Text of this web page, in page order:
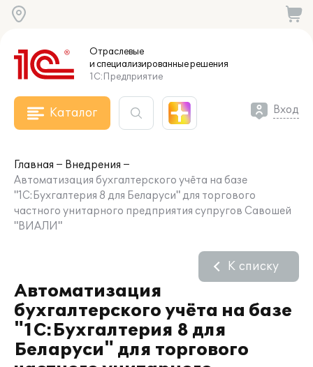
Отраслевые
и специализированныерешения
1С:Предприятие
Каталог Вход
Главная
Внедрения
Автоматизация бухгалтерского учёта на базе
"1С:Бухгалтерия 8 для Беларуси" для торгового
частного унитарного предприятия супругов Савошей
"ВИАЛИ"
Автоматизация
бухгалтерского учёта на базе
"1С:Бухгалтерия 8 для
Беларуси" для торгового
К списку